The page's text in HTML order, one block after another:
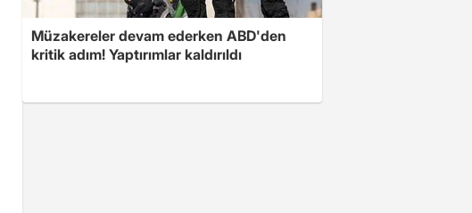
Müzakereler devam ederken ABD'den
kritik adım! Yaptırımlar kaldırıldı